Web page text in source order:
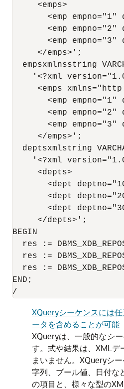
     <emps>
<emp empno="1"
<emp empno="2"
<emp empno="3"
     </emps>';
empsxmlnsstring
'<?xml
<emps
<emp empno="1"
<emp empno="2"
<emp empno="3"
     </emps>';
deptsxmlstring
'<?xml
     <depts>
<dept
<dept
<dept
     </depts>';
BEGIN
res :=
res :=
res :=
END;
/
XQueryシーケンスには
ータを含めることが可能
XQueryは、一般的なシ
す。式や結果は、XMLデ
まいません。XQueryシ
字列、ブール値、日付な
の項目と、様々な型の